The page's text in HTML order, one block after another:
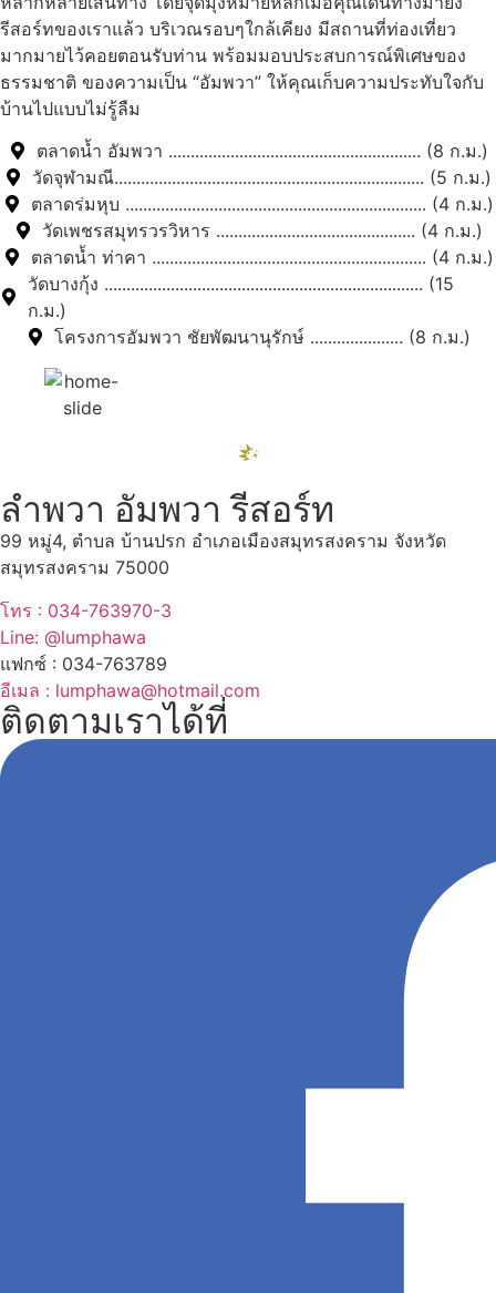
รีสอร์ทของเราแล้ว บริเวณรอบๆใกล้เคียง มีสถานที่ท่องเที่ยว
มากมายไว้คอยตอนรับท่าน พร้อมมอบประสบการณ์พิเศษของ
ธรรมชาติ ของความเป็น “อัมพวา” ให้คุณเก็บความประทับใจกับ
บ้านไปแบบไม่รู้ลืม
ตลาดน้ำ อัมพวา ......................................................... (8 ก.ม.)
วัดจุฬามณี...................................................................... (5 ก.ม.)
ตลาดร่มหุบ .................................................................... (4 ก.ม.)
วัดเพชรสมุทรวรวิหาร ............................................. (4 ก.ม.)
ตลาดน้ำ ท่าคา .............................................................. (4 ก.ม.)
วัดบางกุ้ง ........................................................................ (15
ก.ม.)
โครงการอัมพวา ชัยพัฒนานุรักษ์ ..................... (8 ก.ม.)
ลำพวา อัมพวา รีสอร์ท
99 หมู่4, ตำบล บ้านปรก อำเภอเมืองสมุทรสงคราม จังหวัด
สมุทรสงคราม 75000
โทร : 034-763970-3
Line: @lumphawa
แฟกซ์ : 034-763789
อีเมล : lumphawa@hotmail.com
ติดตามเราได้ที่